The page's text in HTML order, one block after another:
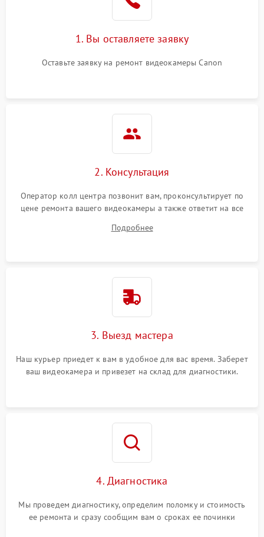
2200 ₽
Не работает стабилизация
2300 ₽ Подробнее →
1. Вы оставляете заявку
Оставьте заявку на ремонт видеокамеры Canon
2. Консультация
Оператор колл центра позвонит вам, проконсультирует по
цене ремонта вашего видеокамеры а также ответит на все
Подробнее
3. Выезд мастера
Наш курьер приедет к вам в удобное для вас время. Заберет
ваш видеокамера и привезет на склад для диагностики.
4. Диагностика
Мы проведем диагностику, определим поломку и стоимость
ее ремонта и сразу сообщим вам о сроках ее починки